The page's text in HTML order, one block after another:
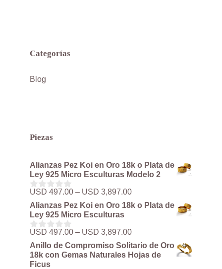
Categorías
Blog
Piezas
Alianzas Pez Koi en Oro 18k o Plata de
Ley 925 Micro Esculturas Modelo 2
0
d
e
5
USD 497.00 – USD 3,897.00Rango
de
precios:
USD 497.00
USD 3,897.00
Alianzas Pez Koi en Oro 18k o Plata de
Ley 925 Micro Esculturas
0
d
e
5
USD 497.00 – USD 3,897.00Rango
de
precios:
desde
Anillo de Compromiso Solitario de Oro
18k con Gemas Naturales Hojas de
Ficus